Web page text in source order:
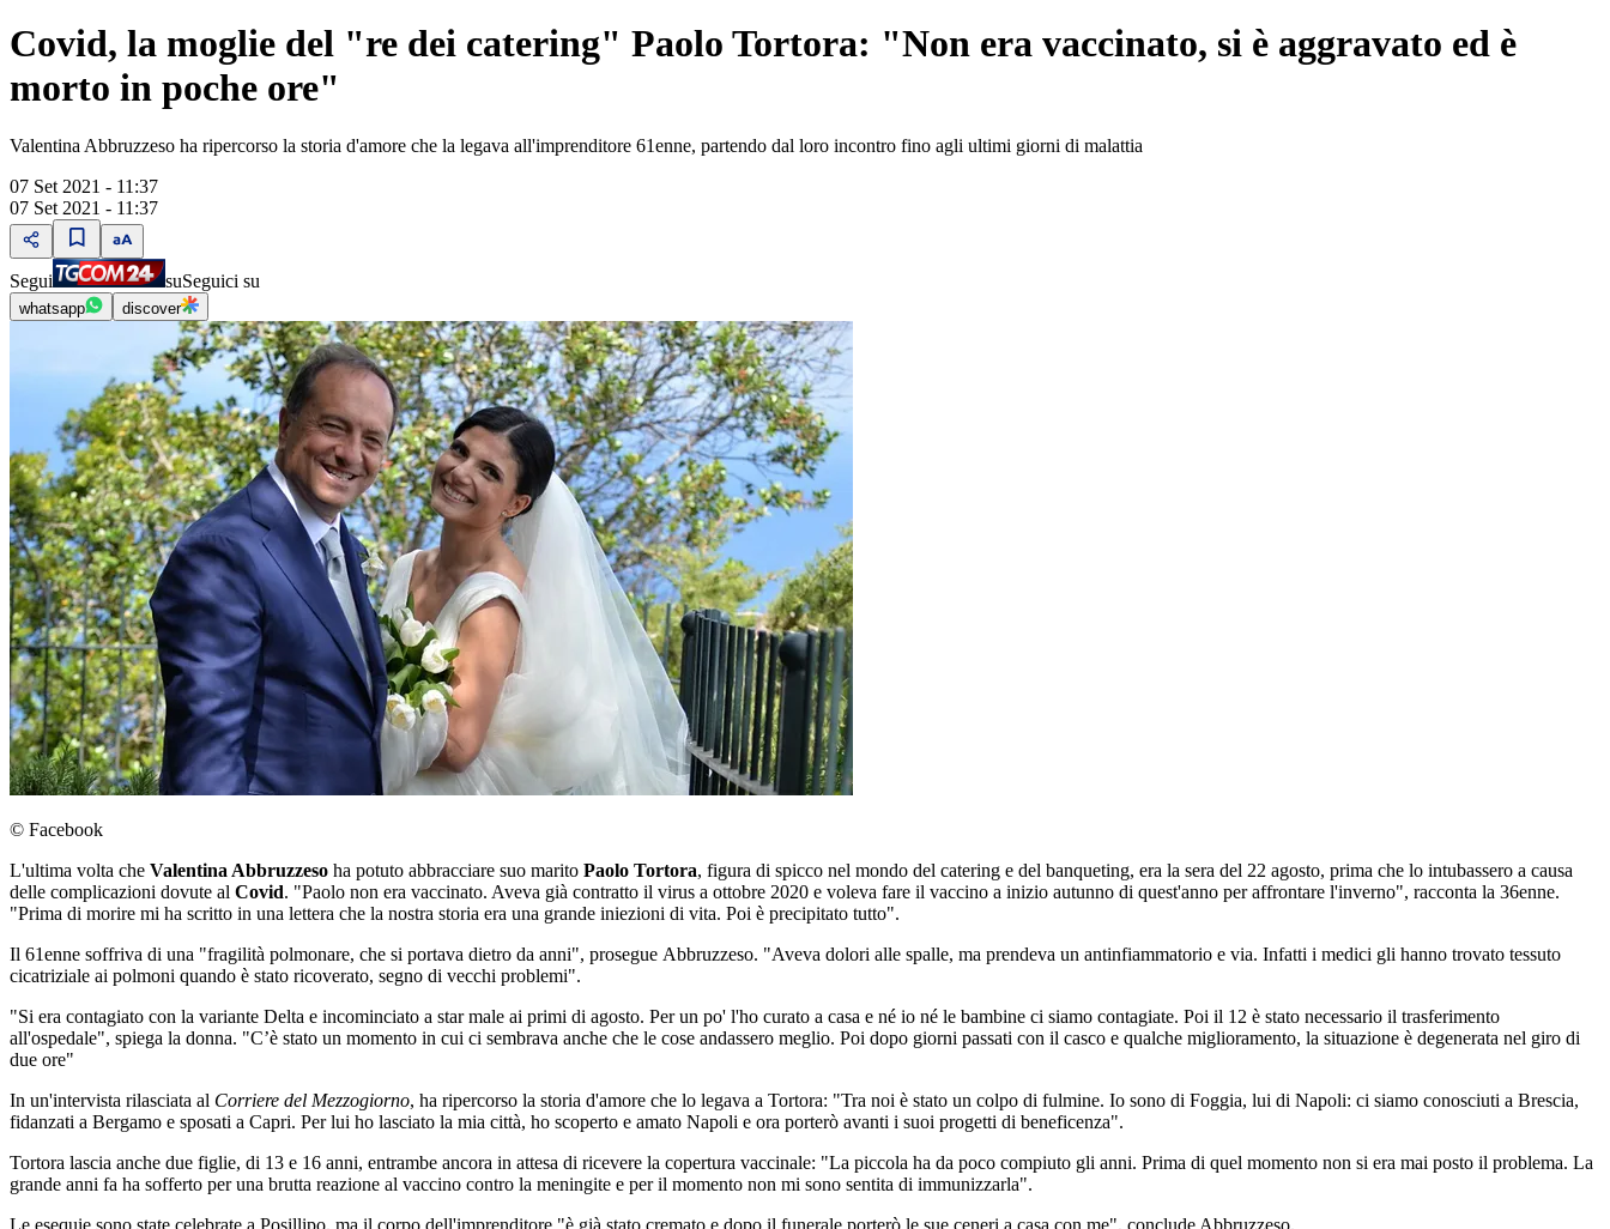
Covid, la moglie del "re dei catering" Paolo Tortora: "Non era vaccinato, si è aggravato ed è
morto in poche ore"
Valentina Abbruzzeso ha ripercorso la storia d'amore che la legava all'imprenditore 61enne, partendo dal loro incontro fino agli ultimi giorni di malattia
07 Set 2021 - 11:37
07 Set 2021 - 11:37
Segui suSeguici su
whatsapp discover
© Facebook
L'ultima volta che Valentina Abbruzzeso ha potuto abbracciare suo marito Paolo Tortora, figura di spicco nel mondo del catering e del banqueting, era la sera del 22 agosto, prima che lo intubassero a causa
delle complicazioni dovute al Covid. "Paolo non era vaccinato. Aveva già contratto il virus a ottobre 2020 e voleva fare il vaccino a inizio autunno di quest'anno per affrontare l'inverno", racconta la 36enne.
"Prima di morire mi ha scritto in una lettera che la nostra storia era una grande iniezioni di vita. Poi è precipitato tutto".
Il 61enne soffriva di una "fragilità polmonare, che si portava dietro da anni", prosegue Abbruzzeso. "Aveva dolori alle spalle, ma prendeva un antinfiammatorio e via. Infatti i medici gli hanno trovato tessuto
cicatriziale ai polmoni quando è stato ricoverato, segno di vecchi problemi".
"Si era contagiato con la variante Delta e incominciato a star male ai primi di agosto. Per un po' l'ho curato a casa e né io né le bambine ci siamo contagiate. Poi il 12 è stato necessario il trasferimento
all'ospedale", spiega la donna. "C’è stato un momento in cui ci sembrava anche che le cose andassero meglio. Poi dopo giorni passati con il casco e qualche miglioramento, la situazione è degenerata nel giro di
due ore"
In un'intervista rilasciata al Corriere del Mezzogiorno, ha ripercorso la storia d'amore che lo legava a Tortora: "Tra noi è stato un colpo di fulmine. Io sono di Foggia, lui di Napoli: ci siamo conosciuti a Brescia,
fidanzati a Bergamo e sposati a Capri. Per lui ho lasciato la mia città, ho scoperto e amato Napoli e ora porterò avanti i suoi progetti di beneficenza".
Tortora lascia anche due figlie, di 13 e 16 anni, entrambe ancora in attesa di ricevere la copertura vaccinale: "La piccola ha da poco compiuto gli anni. Prima di quel momento non si era mai posto il problema. La
grande anni fa ha sofferto per una brutta reazione al vaccino contro la meningite e per il momento non mi sono sentita di immunizzarla".